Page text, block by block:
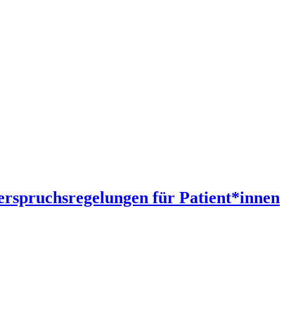
für Patient*innen